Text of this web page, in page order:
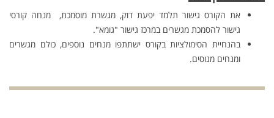
את הקורס גישור תלמד יפעת דוק, מגשרת מוסמכת, מנחה קורסי
גישור להסמכת מגשרים במרכז גישור "גומא".
בהנחיית הסימולציות בקורס ישתתפו מנחים נוספים, כולם מגשרים
ומנחים מנוסים.